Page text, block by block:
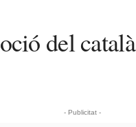
del català
- Publicitat -